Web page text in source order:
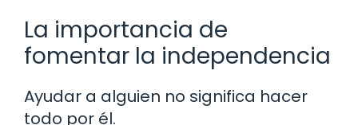
La importancia de
fomentar la independencia
Ayudar a alguien no significa hacer
todo por él.